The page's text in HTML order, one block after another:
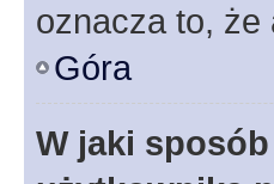
oznacza to, że
Góra
W jaki